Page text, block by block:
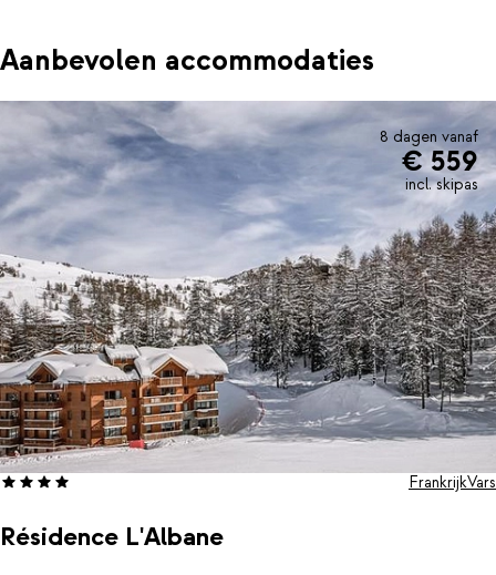
Aanbevolen accommodaties
8 dagen vanaf
€ 559
incl. skipas
Résidence L'Albane
FrankrijkVars